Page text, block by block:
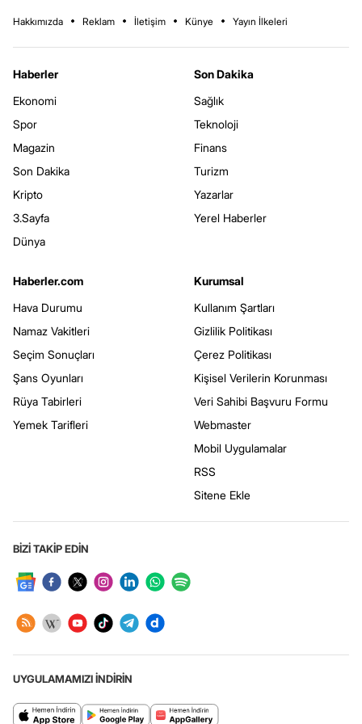
Hakkımızda Reklam İletişim Künye Yayın İlkeleri
Haberler
Ekonomi
Spor
Magazin
Son Dakika
Kripto
3.Sayfa
Dünya
Son Dakika
Sağlık
Teknoloji
Finans
Turizm
Yazarlar
Yerel Haberler
Haberler.com
Hava Durumu
Namaz Vakitleri
Seçim Sonuçları
Şans Oyunları
Rüya Tabirleri
Yemek Tarifleri
Kurumsal
Kullanım Şartları
Gizlilik Politikası
Çerez Politikası
Kişisel Verilerin Korunması
Veri Sahibi Başvuru Formu
Webmaster
Mobil Uygulamalar
RSS
Sitene Ekle
BİZİ TAKİP EDİN
UYGULAMAMIZI İNDİRİN